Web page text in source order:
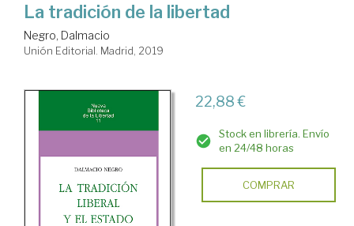
La tradición de la libertad
Negro, Dalmacio
Unión Editorial. Madrid, 2019
22,88 €
Stock en librería. Envío
en 24/48 horas
COMPRAR